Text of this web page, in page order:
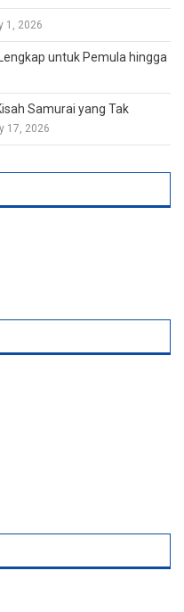
1, 2026
untuk Pemula hingga
Samurai yang Tak
17, 2026